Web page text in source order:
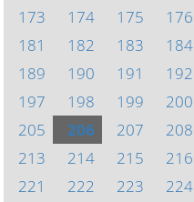
173
174 175 176
181
182 183 184
189
190 191 192
197
198 199 200
205
206 207 208
213
214 215 216
221
222 223 224